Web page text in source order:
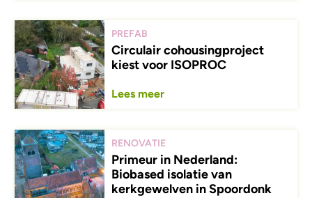
PREFAB
Circulair cohousingproject
kiest voor ISOPROC
Lees meer
RENOVATIE
Primeur in Nederland:
Biobased isolatie van
kerkgewelven in Spoordonk